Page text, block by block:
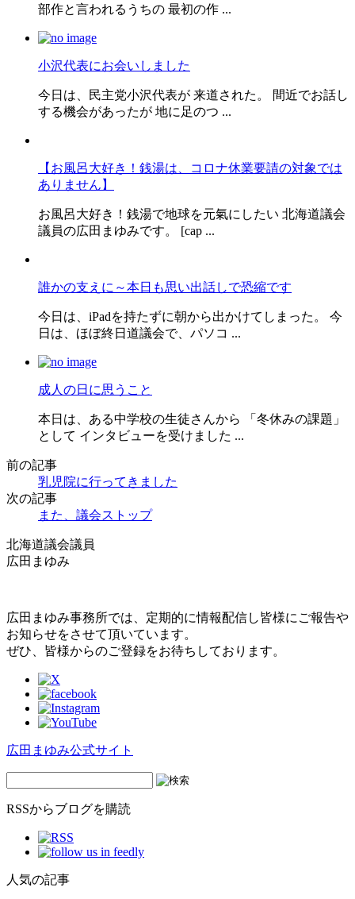
部作と言われるうちの 最初の作 ...
小沢代表にお会いしました
今日は、民主党小沢代表が 来道された。 間近でお話し
する機会があったが 地に足のつ ...
【お風呂大好き！銭湯は、コロナ休業要請の対象では
ありません】
お風呂大好き！銭湯で地球を元氣にしたい 北海道議会
議員の広田まゆみです。 [cap ...
誰かの支えに～本日も思い出話しで恐縮です
今日は、iPadを持たずに朝から出かけてしまった。 今
日は、ほぼ終日道議会で、パソコ ...
成人の日に思うこと
本日は、ある中学校の生徒さんから 「冬休みの課題」
として インタビューを受けました ...
前の記事
乳児院に行ってきました
次の記事
また、議会ストップ
北海道議会議員
広田まゆみ
広田まゆみ事務所では、定期的に情報配信し皆様にご報告や
お知らせをさせて頂いています。
ぜひ、皆様からのご登録をお待ちしております。
広田まゆみ公式サイト
RSSからブログを購読
人気の記事